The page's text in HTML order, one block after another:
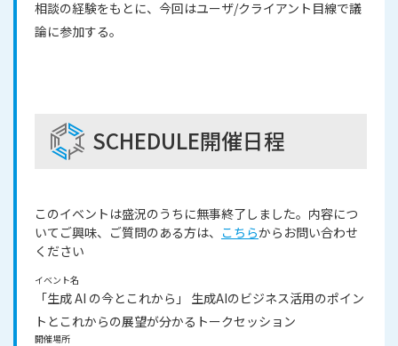
相談の経験をもとに、今回はユーザ/クライアント目線で議
論に参加する。
SCHEDULE開催日程
このイベントは盛況のうちに無事終了しました。内容につ
いてご興味、ご質問のある方は、 こちらからお問い合わせ
ください
イベント名
「生成 AI の今とこれから」 生成AIのビジネス活用のポイン
トとこれからの展望が分かるトークセッション
開催場所